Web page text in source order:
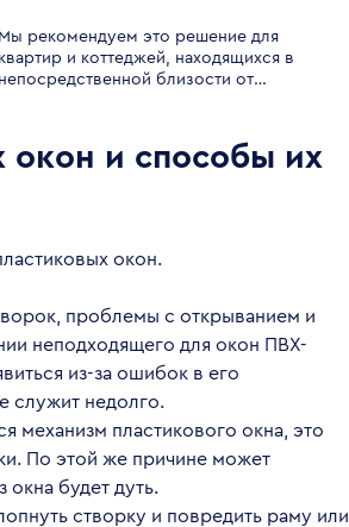
Мы рекомендуем это решение для
квартир и коттеджей, находящихся в
непосредственной близости от
окон и способы их
окон.
проблемы с открыванием и
неподходящего для окон ПВХ-
из-за ошибок в его
служит недолго.
механизм пластикового окна, это
По этой же причине может
окна будет дуть.
створку и повредить раму или